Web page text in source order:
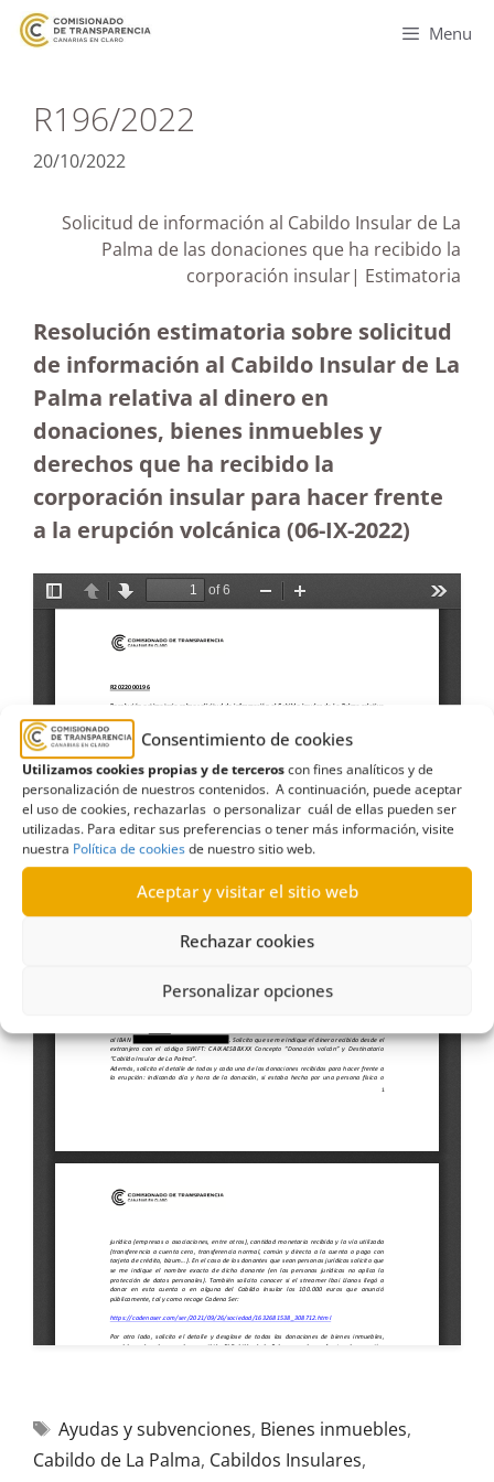
Consentimiento de cookies
Utilizamos cookies propias y de terceroscon fines analíticos y de
personalización de nuestros contenidos. A continuación, puede aceptar
el uso de cookies, rechazarlas o personalizar cuál de ellas pueden ser
utilizadas. Para editar sus preferencias o tener más información, visite
nuestra Política de cookiesde nuestro sitio web.
Aceptar y visitar el sitio web
Rechazar cookies
Personalizar opciones
Menu
R196/2022
20/10/2022
Solicitud de información al Cabildo Insular de La
Palma de las donaciones que ha recibido la
corporación insular| Estimatoria
Resolución estimatoria sobre solicitud
de información al Cabildo Insular de La
Palma relativa al dinero en
donaciones, bienes inmuebles y
derechos que ha recibido la
corporación insular para hacer frente
a la erupción volcánica (06-IX-2022)
Ayudas y subvenciones, Bienes inmuebles,
Cabildo de La Palma, Cabildos Insulares,